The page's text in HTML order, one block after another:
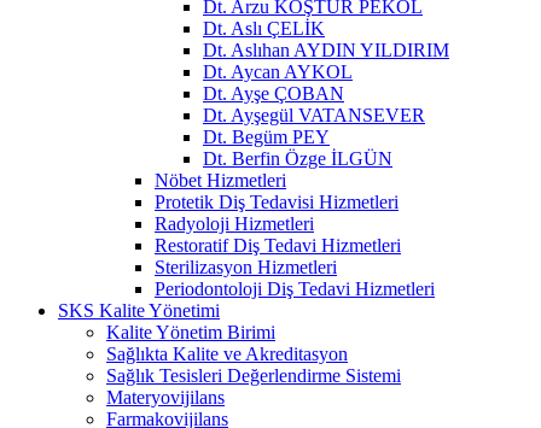
Dt. Arzu KOŞTUR PEKOL
Dt. Aslı ÇELİK
Dt. Aslıhan AYDIN YILDIRIM
Dt. Aycan AYKOL
Dt. Ayşe ÇOBAN
Dt. Ayşegül VATANSEVER
Dt. Begüm PEY
Dt. Berfin Özge İLGÜN
Nöbet Hizmetleri
Protetik Diş Tedavisi Hizmetleri
Radyoloji Hizmetleri
Restoratif Diş Tedavi Hizmetleri
Sterilizasyon Hizmetleri
Periodontoloji Diş Tedavi Hizmetleri
SKS Kalite Yönetimi
Kalite Yönetim Birimi
Sağlıkta Kalite ve Akreditasyon
Sağlık Tesisleri Değerlendirme Sistemi
Materyovijilans
Farmakovijilans